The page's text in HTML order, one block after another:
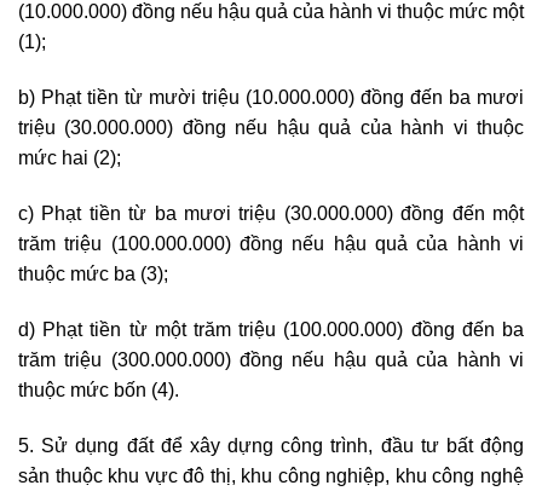
(10.000.000) đồng nếu hậu quả của hành vi thuộc mức một
(1);
b) Phạt tiền từ mười triệu (10.000.000) đồng đến ba mươi
triệu (30.000.000) đồng nếu hậu quả của hành vi thuộc
mức hai (2);
c) Phạt tiền từ ba mươi triệu (30.000.000) đồng đến một
trăm triệu (100.000.000) đồng nếu hậu quả của hành vi
thuộc mức ba (3);
d) Phạt tiền từ một trăm triệu (100.000.000) đồng đến ba
trăm triệu (300.000.000) đồng nếu hậu quả của hành vi
thuộc mức bốn (4).
5. Sử dụng đất để xây dựng công trình, đầu tư bất động
sản thuộc khu vực đô thị, khu công nghiệp, khu công nghệ